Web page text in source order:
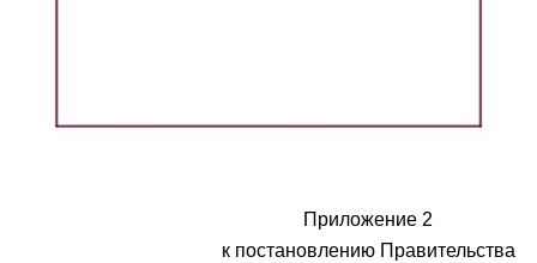
Приложение 2
к постановлению Правительства